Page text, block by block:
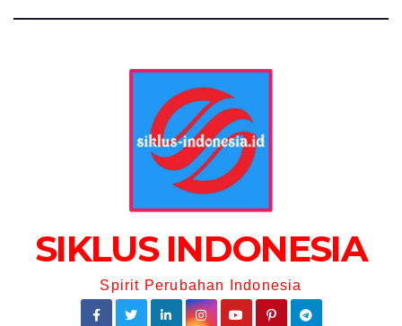
SIKLUS INDONESIA
Spirit Perubahan Indonesia